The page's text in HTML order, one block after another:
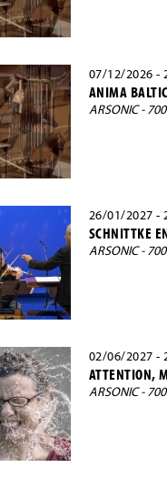
07/12/2026 -
ANIMA
ARSONIC -
26/01/2027 -
SCHNITTKE
ARSONIC -
02/06/2027 -
ATTENTION,
ARSONIC -